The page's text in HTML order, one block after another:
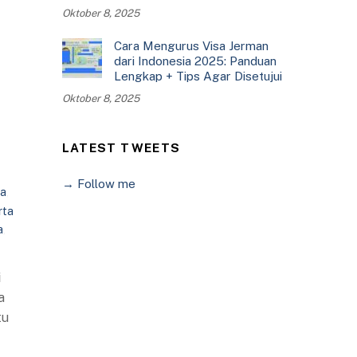
Oktober 8, 2025
Cara Mengurus Visa Jerman
dari Indonesia 2025: Panduan
Lengkap + Tips Agar Disetujui
Oktober 8, 2025
LATEST TWEETS
→ Follow me